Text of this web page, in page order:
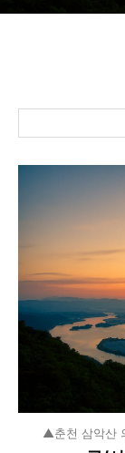
▲춘천 삼악산